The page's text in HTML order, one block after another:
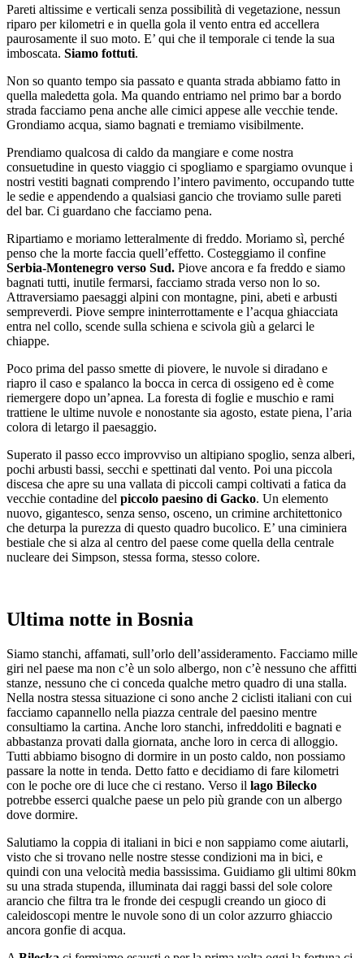
Pareti altissime e verticali senza possibilità di vegetazione, nessun
riparo per kilometri e in quella gola il vento entra ed accellera
paurosamente il suo moto. E’ qui che il temporale ci tende la sua
imboscata. Siamo fottuti.
Non so quanto tempo sia passato e quanta strada abbiamo fatto in
quella maledetta gola. Ma quando entriamo nel primo bar a bordo
strada facciamo pena anche alle cimici appese alle vecchie tende.
Grondiamo acqua, siamo bagnati e tremiamo visibilmente.
Prendiamo qualcosa di caldo da mangiare e come nostra
consuetudine in questo viaggio ci spogliamo e spargiamo ovunque i
nostri vestiti bagnati comprendo l’intero pavimento, occupando tutte
le sedie e appendendo a qualsiasi gancio che troviamo sulle pareti
del bar. Ci guardano che facciamo pena.
Ripartiamo e moriamo letteralmente di freddo. Moriamo sì, perché
penso che la morte faccia quell’effetto. Costeggiamo il confine
Serbia-Montenegro verso Sud. Piove ancora e fa freddo e siamo
bagnati tutti, inutile fermarsi, facciamo strada verso non lo so.
Attraversiamo paesaggi alpini con montagne, pini, abeti e arbusti
sempreverdi. Piove sempre ininterrottamente e l’acqua ghiacciata
entra nel collo, scende sulla schiena e scivola giù a gelarci le
chiappe.
Poco prima del passo smette di piovere, le nuvole si diradano e
riapro il caso e spalanco la bocca in cerca di ossigeno ed è come
riemergere dopo un’apnea. La foresta di foglie e muschio e rami
trattiene le ultime nuvole e nonostante sia agosto, estate piena, l’aria
colora di letargo il paesaggio.
Superato il passo ecco improvviso un altipiano spoglio, senza alberi,
pochi arbusti bassi, secchi e spettinati dal vento. Poi una piccola
discesa che apre su una vallata di piccoli campi coltivati a fatica da
vecchie contadine del piccolo paesino di Gacko. Un elemento
nuovo, gigantesco, senza senso, osceno, un crimine architettonico
che deturpa la purezza di questo quadro bucolico. E’ una ciminiera
bestiale che si alza al centro del paese come quella della centrale
nucleare dei Simpson, stessa forma, stesso colore.
Ultima notte in Bosnia
Siamo stanchi, affamati, sull’orlo dell’assideramento. Facciamo mille
giri nel paese ma non c’è un solo albergo, non c’è nessuno che affitti
stanze, nessuno che ci conceda qualche metro quadro di una stalla.
Nella nostra stessa situazione ci sono anche 2 ciclisti italiani con cui
facciamo capannello nella piazza centrale del paesino mentre
consultiamo la cartina. Anche loro stanchi, infreddoliti e bagnati e
abbastanza provati dalla giornata, anche loro in cerca di alloggio.
Tutti abbiamo bisogno di dormire in un posto caldo, non possiamo
passare la notte in tenda. Detto fatto e decidiamo di fare kilometri
con le poche ore di luce che ci restano. Verso il lago Bilecko
potrebbe esserci qualche paese un pelo più grande con un albergo
dove dormire.
Salutiamo la coppia di italiani in bici e non sappiamo come aiutarli,
visto che si trovano nelle nostre stesse condizioni ma in bici, e
quindi con una velocità media bassissima. Guidiamo gli ultimi 80km
su una strada stupenda, illuminata dai raggi bassi del sole colore
arancio che filtra tra le fronde dei cespugli creando un gioco di
caleidoscopi mentre le nuvole sono di un color azzurro ghiaccio
ancora gonfie di acqua.